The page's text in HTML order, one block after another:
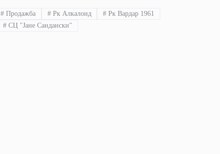
#Продажба #Рк Алкалоид # Рк Вардар 1961
#СЦ "Јане Сандански"